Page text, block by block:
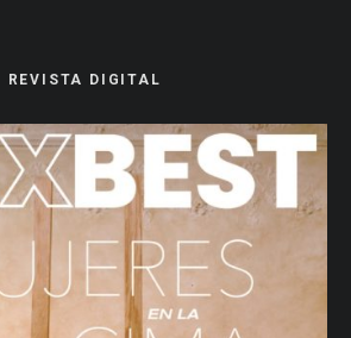
REVISTA DIGITAL